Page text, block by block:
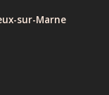
sur-Marne